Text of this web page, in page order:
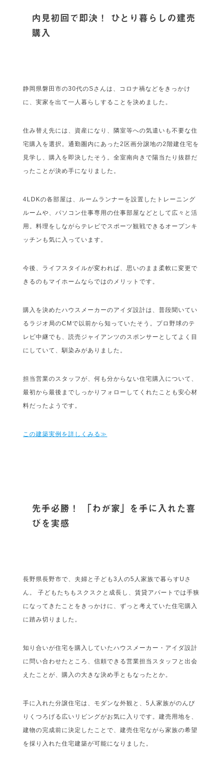
内見初回で即決！ ひとり暮らしの建売
購入
静岡県磐田市の30代のSさんは、コロナ禍などをきっかけ
に、実家を出て一人暮らしすることを決めました。
住み替え先には、資産になり、隣室等への気遣いも不要な住
宅購入を選択。通勤圏内にあった2区画分譲地の2階建住宅を
見学し、購入を即決したそう。全室南向きで陽当たり抜群だ
ったことが決め手になりました。
4LDKの各部屋は、ルームランナーを設置したトレーニング
ルームや、パソコン仕事専用の仕事部屋などとして広々と活
用。料理をしながらテレビでスポーツ観戦できるオープンキ
ッチンも気に入っています。
今後、ライフスタイルが変われば、思いのまま柔軟に変更で
きるのもマイホームならではのメリットです。
購入を決めたハウスメーカーのアイダ設計は、普段聞いてい
るラジオ局のCMで以前から知っていたそう。プロ野球のテ
レビ中継でも、読売ジャイアンツのスポンサーとしてよく目
にしていて、馴染みがありました。
担当営業のスタッフが、何も分からない住宅購入について、
最初から最後までしっかりフォローしてくれたことも安心材
料だったようです。
この建築実例を詳しくみる≫
先手必勝！ 「わが家」を手に入れた喜
びを実感
長野県長野市で、夫婦と子ども3人の5人家族で暮らすUさ
ん。 子どもたちもスクスクと成長し、賃貸アパートでは手狭
になってきたことをきっかけに、ずっと考えていた住宅購入
に踏み切りました。
知り合いが住宅を購入していたハウスメーカー・アイダ設計
に問い合わせたところ、信頼できる営業担当スタッフと出会
えたことが、購入の大きな決め手ともなったとか。
手に入れた分譲住宅は、モダンな外観と、5人家族がのんび
りくつろげる広いリビングがお気に入りです。建売用地を、
建物の完成前に決定したことで、建売住宅ながら家族の希望
を採り入れた住宅建築が可能になりました。